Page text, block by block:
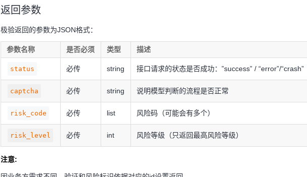
返回参数
极验返回的参数为JSON格式：
参数名称 是否必须 类型 描述
status 必传 string 接口请求的状态是否成功：”success” / “error”/“crash”
captcha 必传 string 说明模型判断的流程是否正常
risk_code 必传 list 风险码（可能会有多个）
risk_level 必传 int 风险等级（只返回最高风险等级）
注意: